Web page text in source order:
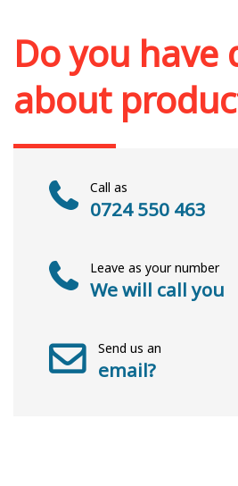
Do you have
about
Call as
0724 550 463
Leave as your number
We will call you
Send us an
email?